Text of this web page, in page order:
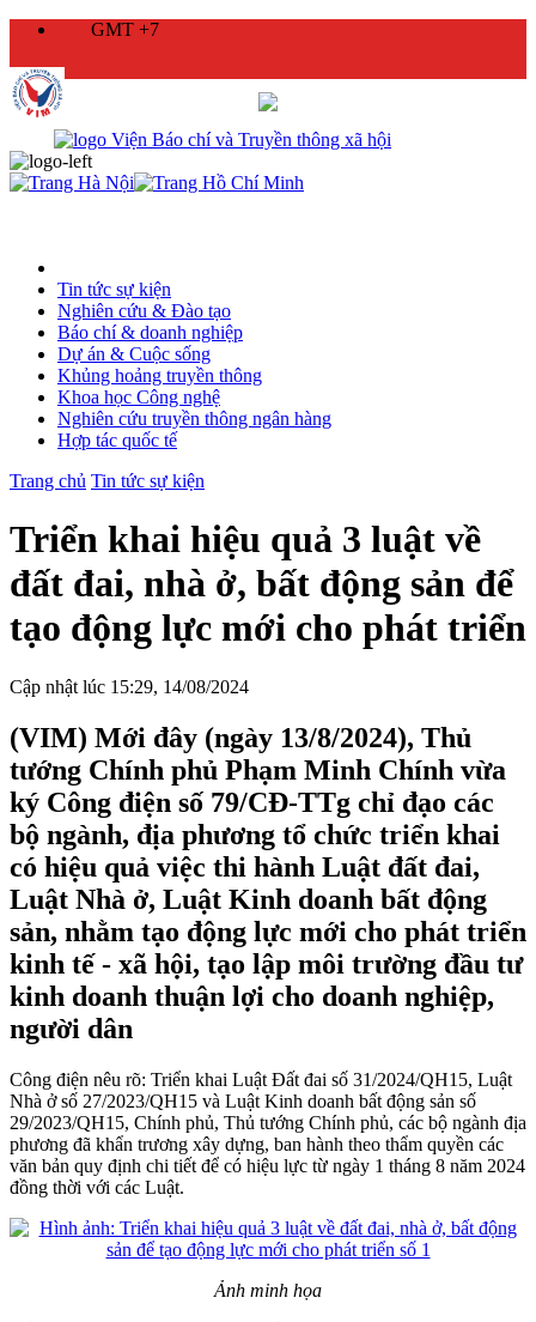
GMT +7
Tin tức sự kiện
Nghiên cứu & Đào tạo
Báo chí & doanh nghiệp
Dự án & Cuộc sống
Khủng hoảng truyền thông
Khoa học Công nghệ
Nghiên cứu truyền thông ngân hàng
Hợp tác quốc tế
Trang chủ Tin tức sự kiện
Triển khai hiệu quả 3 luật về
đất đai, nhà ở, bất động sản để
tạo động lực mới cho phát triển
Cập nhật lúc 15:29, 14/08/2024
(VIM) Mới đây (ngày 13/8/2024), Thủ
tướng Chính phủ Phạm Minh Chính vừa
ký Công điện số 79/CĐ-TTg chỉ đạo các
bộ ngành, địa phương tổ chức triển khai
có hiệu quả việc thi hành Luật đất đai,
Luật Nhà ở, Luật Kinh doanh bất động
sản, nhằm tạo động lực mới cho phát triển
kinh tế - xã hội, tạo lập môi trường đầu tư
kinh doanh thuận lợi cho doanh nghiệp,
người dân
Công điện nêu rõ: Triển khai Luật Đất đai số 31/2024/QH15, Luật
Nhà ở số 27/2023/QH15 và Luật Kinh doanh bất động sản số
29/2023/QH15, Chính phủ, Thủ tướng Chính phủ, các bộ ngành địa
phương đã khẩn trương xây dựng, ban hành theo thẩm quyền các
văn bản quy định chi tiết để có hiệu lực từ ngày 1 tháng 8 năm 2024
đồng thời với các Luật.
Ảnh minh họa